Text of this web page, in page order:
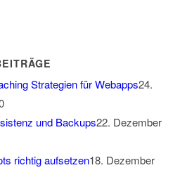
Strategien für Webapps24.
und Backups22. Dezember
richtig aufsetzen18. Dezember